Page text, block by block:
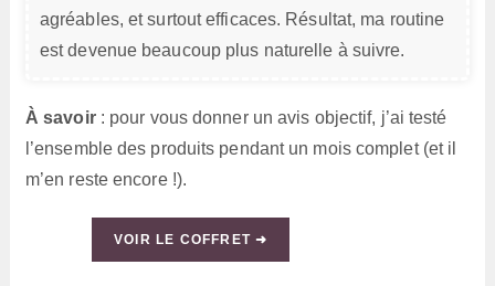
agréables, et surtout efficaces. Résultat, ma routine
est devenue beaucoup plus naturelle à suivre.
À savoir: pour vous donner un avis objectif, j’ai testé
l’ensemble des produits pendant un mois complet (et il
m’en reste encore !).
VOIR LE COFFRET ➜